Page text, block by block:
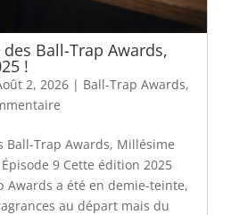
des Ball-Trap Awards,
!
2, 2026| Ball-Trap Awards,
Ball-Trap Awards, Millésime
9 Cette édition 2025
Awards a été en demie-teinte,
au départ mais du